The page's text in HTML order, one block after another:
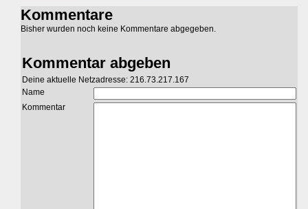
Kommentare
Bisher wurden noch keine Kommentare abgegeben.
Kommentar abgeben
Deine aktuelle Netzadresse: 216.73.217.167
Name
Kommentar